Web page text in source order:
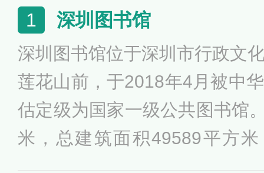
1 深圳图书馆
深圳图书馆位于深圳市行政文
莲花山前，于2018年4月被中
估定级为国家一级公共图书馆
米，总建筑面积49589平方